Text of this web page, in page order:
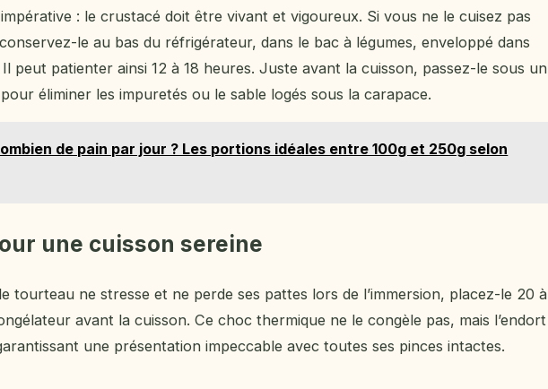
: le crustacé doit être vivant et vigoureux. Si vous ne le cuisez pas
le au bas du réfrigérateur, dans le bac à légumes, enveloppé dans
peut patienter ainsi 12 à 18 heures. Juste avant la cuisson, passez-le sous un
éliminer les impuretés ou le sable logés sous la carapace.
de pain par jour ? Les portions idéales entre 100g et 250g selon
une cuisson sereine
tourteau ne stresse et ne perde ses pattes lors de l’immersion, placez-le 20 à
avant la cuisson. Ce choc thermique ne le congèle pas, mais l’endort
une présentation impeccable avec toutes ses pinces intactes.